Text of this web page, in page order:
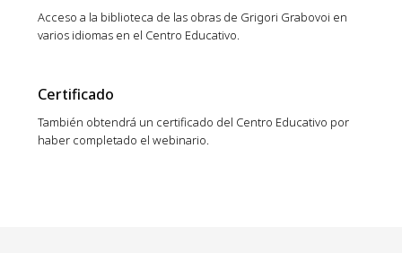
Acceso a la biblioteca de las obras de Grigori Grabovoi en
varios idiomas en el Centro Educativo.
Certificado
También obtendrá un certificado del Centro Educativo por
haber completado el webinario.